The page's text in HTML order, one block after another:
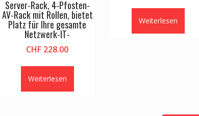
Server-Rack, 4-Pfosten-
AV-Rack mit Rollen, bietet
Platz für Ihre gesamte
Netzwerk-IT-
CHF 228.00
Weiterlesen
Weiterlesen